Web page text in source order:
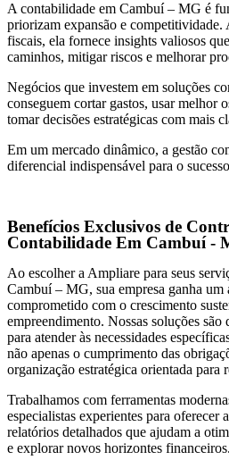
A contabilidade em Cambuí – MG é
priorizam expansão e
fiscais, ela fornece insights valiosos
caminhos, mitigar riscos e melhorar
Negócios que investem em soluções
conseguem cortar gastos, usar melhor
tomar decisões estratégicas com mais
Em um mercado dinâmico, a gestão
diferencial indispensável para o
Benefícios Exclusivos de
Contabilidade Em Cambuí -
Ao escolher a Ampliare para seus
Cambuí – MG, sua empresa ganha um
comprometido com o crescimento
empreendimento. Nossas soluções são
para atender às necessidades
não apenas o cumprimento das
organização estratégica orientada para
Trabalhamos com ferramentas
especialistas experientes para oferecer
relatórios detalhados que ajudam a
e explorar novos horizontes financeiros.